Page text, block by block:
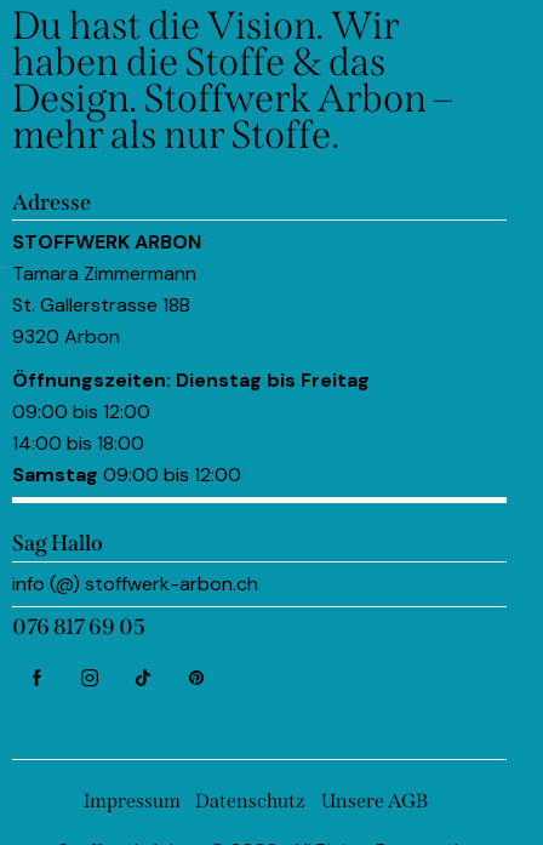
Du hast die Vision.Wir
haben die Stoffe & das
Design. Stoffwerk Arbon –
mehr als nur Stoffe.
Adresse
STOFFWERK ARBON
Tamara Zimmermann
St. Gallerstrasse 18B
9320 Arbon
Öffnungszeiten: Dienstag bis Freitag
09:00 bis 12:00
14:00 bis 18:00
Samstag 09:00 bis 12:00
Sag Hallo
info (@) stoffwerk-arbon.ch
076 817 69 05
Impressum Datenschutz Unsere AGB